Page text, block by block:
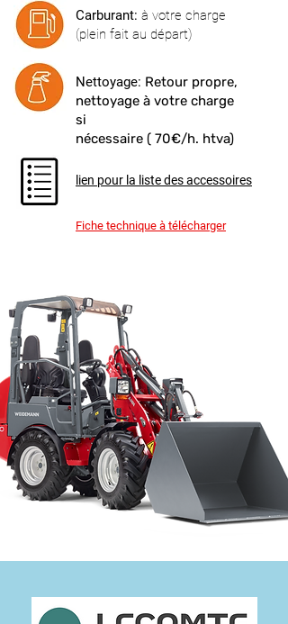
Carburant: à votre charge
(plein fait au départ)
Nettoyage: Retour propre,
nettoyage à votre charge
si
nécessaire ( 70€/h. htva)
lien pour la liste des accessoires
Fiche technique à télécharger